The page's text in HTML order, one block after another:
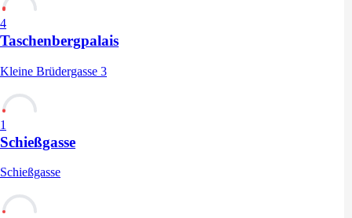
4
Taschenbergpalais
Kleine Brüdergasse 3
1
Schießgasse
Schießgasse